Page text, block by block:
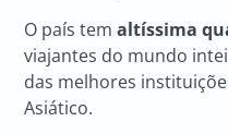
O país temaltíssima
viajantes do mundo
das melhores
Asiático.